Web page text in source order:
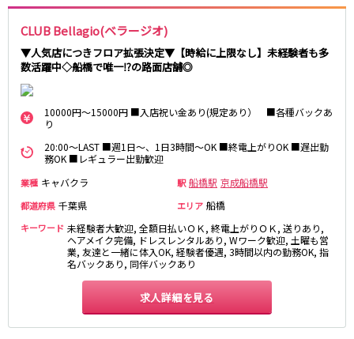
CLUB Bellagio(ベラージオ)
▼人気店につきフロア拡張決定▼【時給に上限なし】未経験者も多
数活躍中◇船橋で唯一⁉の路面店舗◎
10000円～15000円 ■入店祝い金あり(規定あり） ■各種バックあ
り
20:00～LAST ■週1日～、1日3時間～OK ■終電上がりOK ■遅出勤
務OK ■レギュラー出勤歓迎
業種 キャバクラ 駅 船橋駅 京成船橋駅
都道府県 千葉県 エリア 船橋
キーワード 未経験者大歓迎, 全額日払いＯＫ, 終電上がりＯＫ, 送りあり,
ヘアメイク完備, ドレスレンタルあり, Wワーク歓迎, 土曜も営
業, 友達と一緒に体入OK, 経験者優遇, 3時間以内の勤務OK, 指
名バックあり, 同伴バックあり
求人詳細を見る
八千代台・勝田台
東金・茂原・長生
栃木県
宇都宮 小山
茨城県
土浦
水戸
つくば
取手
茨城県南
日立
神栖・鹿嶋
勝田
北茨城
群馬県
太田
桐生
渋川
東京メトロ丸ノ内線
池袋駅
銀座駅
新高円寺駅
南阿佐ケ谷駅
淡路町駅
四ツ谷駅
四谷三丁目駅
JR京浜東北線
新橋駅
関内駅
上野駅
大宮駅
川崎駅
赤羽駅
秋葉原駅
神田駅
桜木町駅
御徒町駅